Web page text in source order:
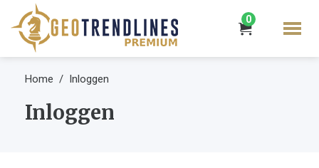
0
Home Inloggen
Inloggen